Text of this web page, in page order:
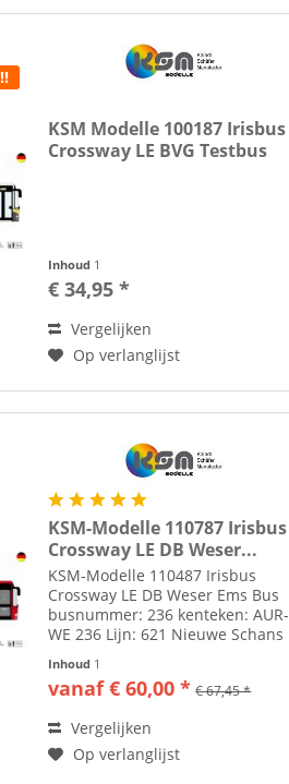
KSM Modelle 100187 Irisbus
Crossway LE BVG Testbus
Inhoud 1
€ 34,95 *
Vergelijken
Op verlanglijst
KSM-Modelle 110787 Irisbus
Crossway LE DB Weser...
KSM-Modelle 110487 Irisbus
Crossway LE DB Weser Ems Bus
busnummer: 236 kenteken: AUR-
WE 236 Lijn: 621 Nieuwe Schans
tenzij anders aangegeven. Zie tab
toebehoren voor lijm om spiegels
Inhoud 1
vanaf € 60,00 * € 67,45 *
Vergelijken
Op verlanglijst